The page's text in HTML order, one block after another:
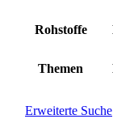
Rohstoffe
Themen
Erweiterte Suche